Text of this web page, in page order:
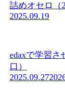
詰めオセロ（
2025.09.19
edaxで学習さ
口）
2025.09.27